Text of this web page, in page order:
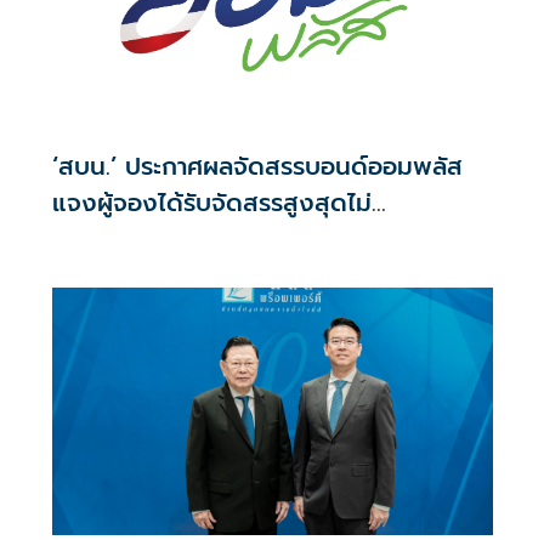
‘สบน.’ ประกาศผลจัดสรรบอนด์ออมพลัส
แจงผู้จองได้รับจัดสรรสูงสุดไม่